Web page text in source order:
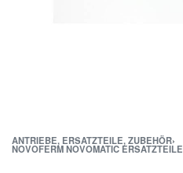
ANTRIEBE, ERSATZTEILE, ZUBEHÖR›
NOVOFERM NOVOMATIC ERSATZTEILE